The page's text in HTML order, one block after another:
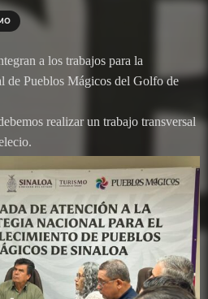
a los trabajos para la
de Pueblos Mágicos del Golfo de
realizar un trabajo transversal